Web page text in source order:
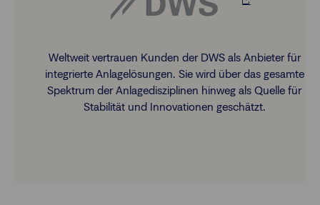
Weltweit vertrauen Kunden der DWS als Anbieter für
integrierte Anlagelösungen. Sie wird über das gesamte
Spektrum der Anlagedisziplinen hinweg als Quelle für
Stabilität und Innovationen geschätzt.